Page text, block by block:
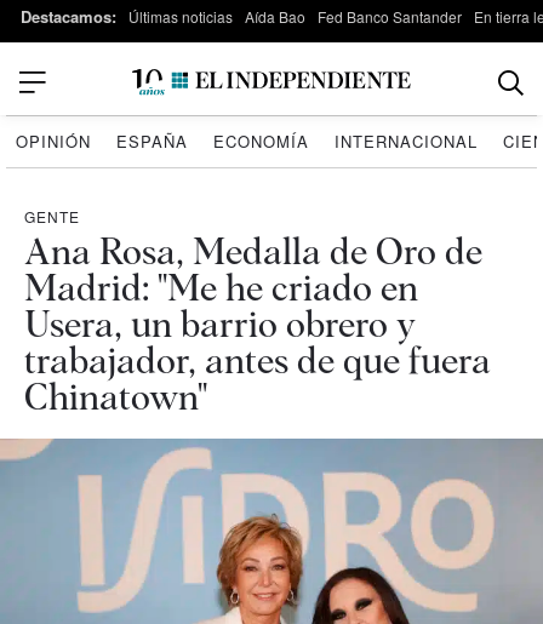
Destacamos: Últimas noticias Aída Bao Fed Banco Santander En tierra
OPINIÓN ESPAÑA ECONOMÍA INTERNACIONAL
GENTE
Ana Rosa, Medalla de Oro de
Madrid: "Me he criado en
Usera, un barrio obrero y
trabajador, antes de que fuera
Chinatown"